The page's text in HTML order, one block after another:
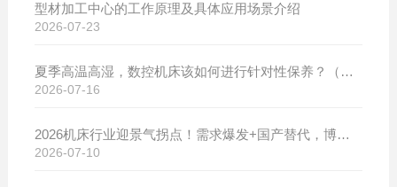
型材加工中心的工作原理及具体应用场景介绍
2026-07-23
夏季高温高湿，数控机床该如何进行针对性保养？（附冬夏维保异同对比）
2026-07-16
2026机床行业迎景气拐点！需求爆发+国产替代，博斯曼数控设备产销两旺发货忙
2026-07-10